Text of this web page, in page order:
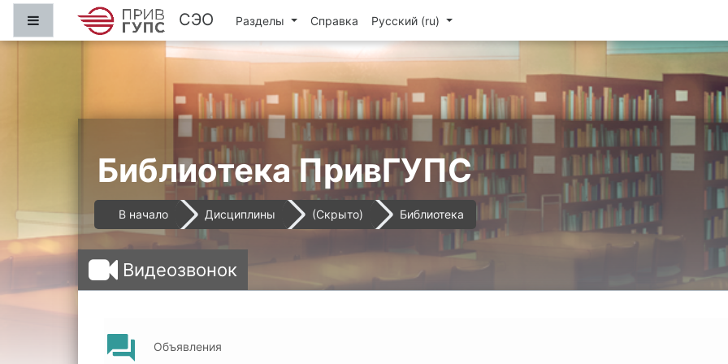
Перейти к основному содержанию
Боковая панель СЭО Разделы Справка Русский ‎(ru)‎
Библиотека ПривГУПС
В начало Дисциплины (Скрыто) Библиотека
Видеозвонок
Объявления